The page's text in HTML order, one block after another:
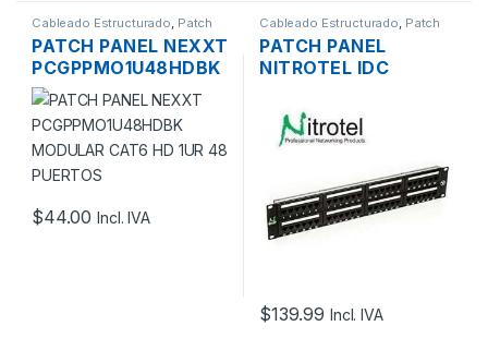
Cableado Estructurado Patch
PATCH PANEL NEXXT
PCGPPMO1U48HDBK
MODULAR CAT6 HD
1UR 48 PUERTOS
$44.00 Incl. IVA
Cableado Estructurado Patch
PATCH PANEL
NITROTEL IDC
PUERTOS RACK
$139.99 Incl. IVA